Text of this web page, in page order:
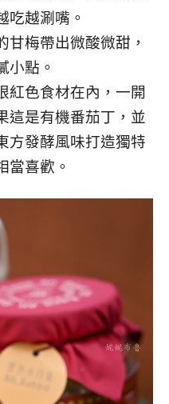
吃越涮嘴。
甘梅帶出微酸微甜，
小點。
紅色食材在內，一開
這是有機番茄丁，並
方發酵風味打造獨特
當喜歡。